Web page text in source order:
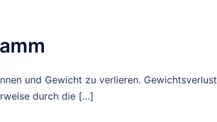
und Gewicht zu verlieren. Gewichtsverlust
durch die […]